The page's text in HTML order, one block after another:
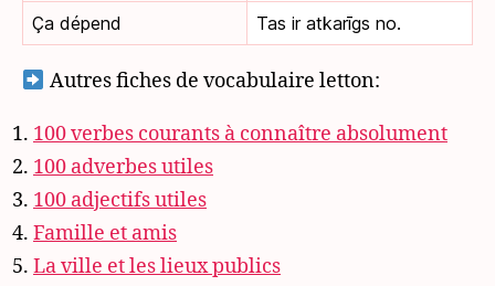
Ça dépend
Tas ir atkarīgs no.
Autres fiches de vocabulaire letton:
100 verbes courants à connaître absolument
100 adverbes utiles
100 adjectifs utiles
Famille et amis
La ville et les lieux publics